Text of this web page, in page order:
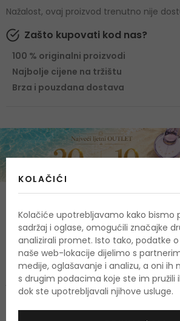
Nažalost, ovaj proizvod trenutno nije
Zašto kupovati kod nas?
100 % originalni proizvodi
Najbolje cijene na tržištu
Brza i pouzdana dostava
Gornje note
bergamot, grejp, breskva
Srednje note
jasmin, đurđevak, ruža
KOLAČIĆI
Kolačiće upotrebljavamo kako bismo
sadržaj i oglase, omogućili značajke
analizirali promet. Isto tako, podatke
naše web-lokacije dijelimo s
medije, oglašavanje i analizu, a oni ih
s drugim podacima koje ste im pružili
dok ste upotrebljavali njihove usluge.